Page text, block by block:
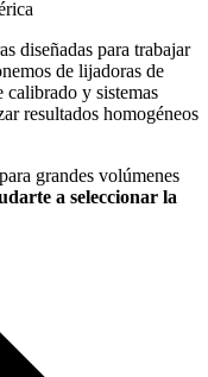
diseñadas para trabajar
de lijadoras de
calibrado y sistemas
resultados homogéneos
grandes volúmenes
a seleccionar la